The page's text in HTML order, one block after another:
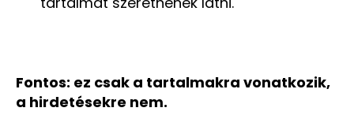
Fontos: ez csak a tartalmakra vonatkozik,
a hirdetésekre nem.